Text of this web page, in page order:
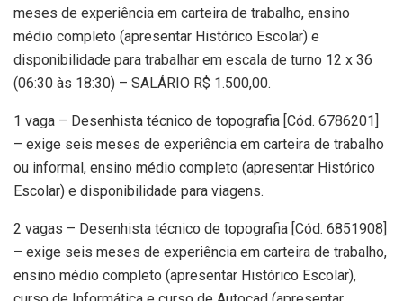
meses de experiência em carteira de trabalho, ensino
médio completo (apresentar Histórico Escolar) e
disponibilidade para trabalhar em escala de turno 12 x 36
(06:30 às 18:30) – SALÁRIO R$ 1.500,00.
1 vaga – Desenhista técnico de topografia [Cód. 6786201]
– exige seis meses de experiência em carteira de trabalho
ou informal, ensino médio completo (apresentar Histórico
Escolar) e disponibilidade para viagens.
2 vagas – Desenhista técnico de topografia [Cód. 6851908]
– exige seis meses de experiência em carteira de trabalho,
ensino médio completo (apresentar Histórico Escolar),